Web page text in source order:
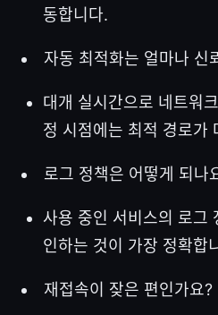
동합니다.
자동 최적화는 얼마나 신
대개 실시간으로 네트워
정 시점에는 최적 경로가
로그 정책은 어떻게 되나
사용 중인 서비스의 로그
인하는 것이 가장 정확합
재접속이 잦은 편인가요?